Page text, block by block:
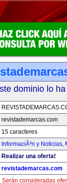
dominio lo
revistademarcas.com
15 caracteres
InformaciÃ³n y Noticias,
Realizar una oferta!
revistademarcas.com
Serán consideradas